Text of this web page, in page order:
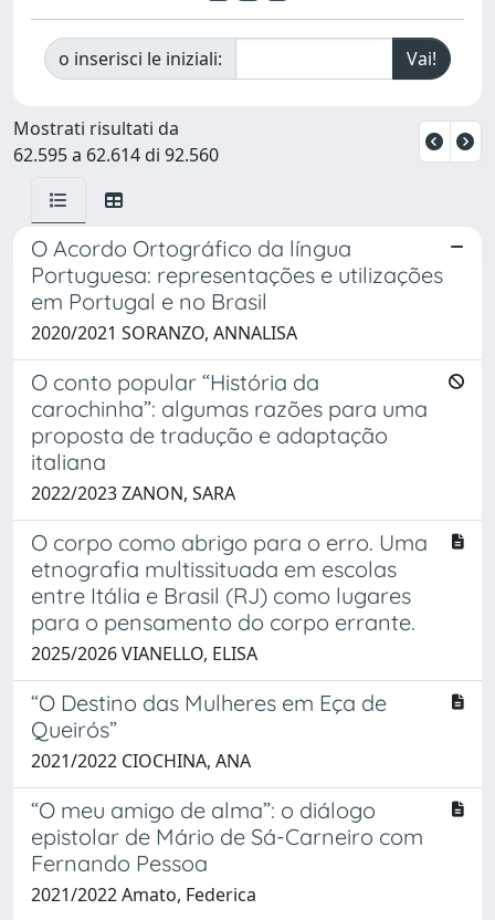
o inserisci le iniziali:
Mostrati risultati da
62.595 a 62.614 di 92.560
O Acordo Ortográfico da língua
Portuguesa: representações e utilizações
em Portugal e no Brasil
2020/2021 SORANZO, ANNALISA
O conto popular “História da
carochinha”: algumas razões para uma
proposta de tradução e adaptação
italiana
2022/2023 ZANON, SARA
O corpo como abrigo para o erro. Uma
etnografia multissituada em escolas
entre Itália e Brasil (RJ) como lugares
para o pensamento do corpo errante.
2025/2026 VIANELLO, ELISA
“O Destino das Mulheres em Eça de
Queirós”
2021/2022 CIOCHINA, ANA
“O meu amigo de alma”: o diálogo
epistolar de Mário de Sá-Carneiro com
Fernando Pessoa
2021/2022 Amato, Federica